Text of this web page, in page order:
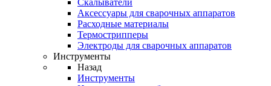
Скалыватели
Аксессуары для сварочных аппаратов
Расходные материалы
Термострипперы
Электроды для сварочных аппаратов
Инструменты
Назад
Инструменты